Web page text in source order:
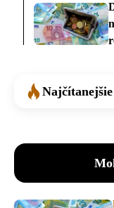
Najčítanejšie